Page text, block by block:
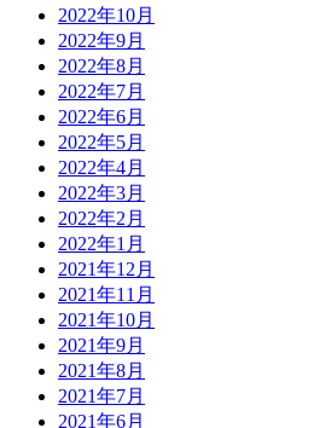
2022年10月
2022年9月
2022年8月
2022年7月
2022年6月
2022年5月
2022年4月
2022年3月
2022年2月
2022年1月
2021年12月
2021年11月
2021年10月
2021年9月
2021年8月
2021年7月
2021年6月